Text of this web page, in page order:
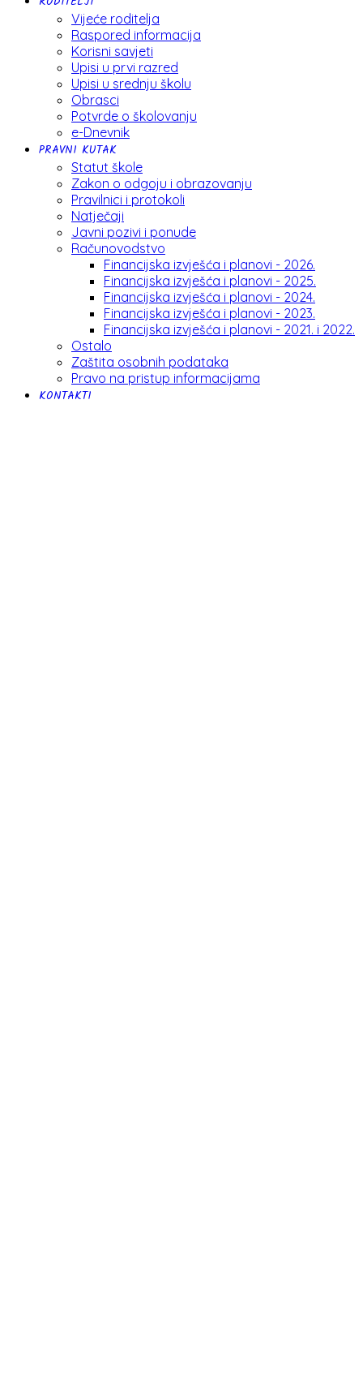
Vijeće roditelja
Raspored informacija
Korisni savjeti
Upisi u prvi razred
Upisi u srednju školu
Obrasci
Potvrde o školovanju
e-Dnevnik
PRAVNI KUTAK
Statut škole
Zakon o odgoju i obrazovanju
Pravilnici i protokoli
Natječaji
Javni pozivi i ponude
Računovodstvo
Financijska izvješća i planovi - 2026.
Financijska izvješća i planovi - 2025.
Financijska izvješća i planovi - 2024.
Financijska izvješća i planovi - 2023.
Financijska izvješća i planovi - 2021. i 2022.
Ostalo
Zaštita osobnih podataka
Pravo na pristup informacijama
KONTAKTI